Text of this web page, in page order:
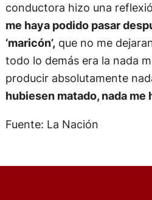
conductora hizo una
me haya podido pasar
‘maricón’, que no me
todo lo demás era la nada
producir absolutamente
hubiesen matado, nada me
Fuente: La Nación